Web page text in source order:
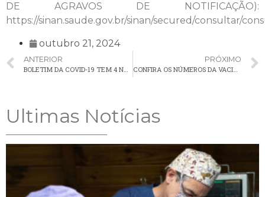
DE AGRAVOS DE NOTIFICAÇÃO):
https://sinan.saude.gov.br/sinan/secured/consultar/
outubro 21, 2024
ANTERIOR
PRÓXIMO
CONFIRA OS NÚMEROS DA VACINAÇÃO CONTRA A COVID-19 EM PALMEIRA
Ultimas Notícias